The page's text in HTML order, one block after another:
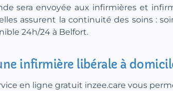
sera envoyée aux infirmières et
assurent la continuité des soins :
24h/24 à Belfort.
infirmière libérale à
en ligne gratuit inzee.care vous